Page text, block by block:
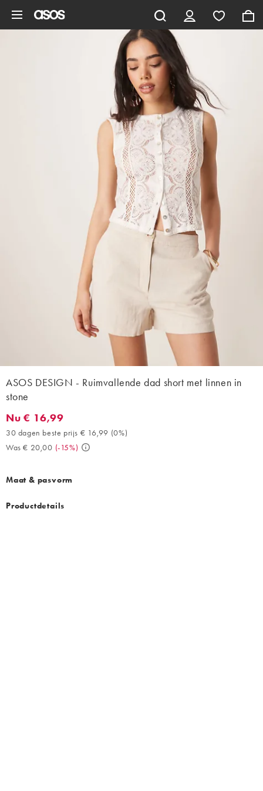
ASOS DESIGN - Ruimvallende dad short met linnen in
stone
Nu € 16,99. 30 dagen beste prijs € 16,99 (0%). Was € 20,00. (-
Nu € 16,99
30 dagen beste prijs € 16,99 (0%)
Was € 20,00 (-15%)
Maat & pasvorm
Productdetails